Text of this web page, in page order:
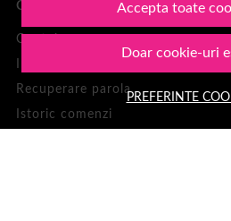
Accepta toate
Doar cookie-uri
PREFERINTE
CONT CLIENT
Contul meu
Recuperare parola
Istoric comenzi